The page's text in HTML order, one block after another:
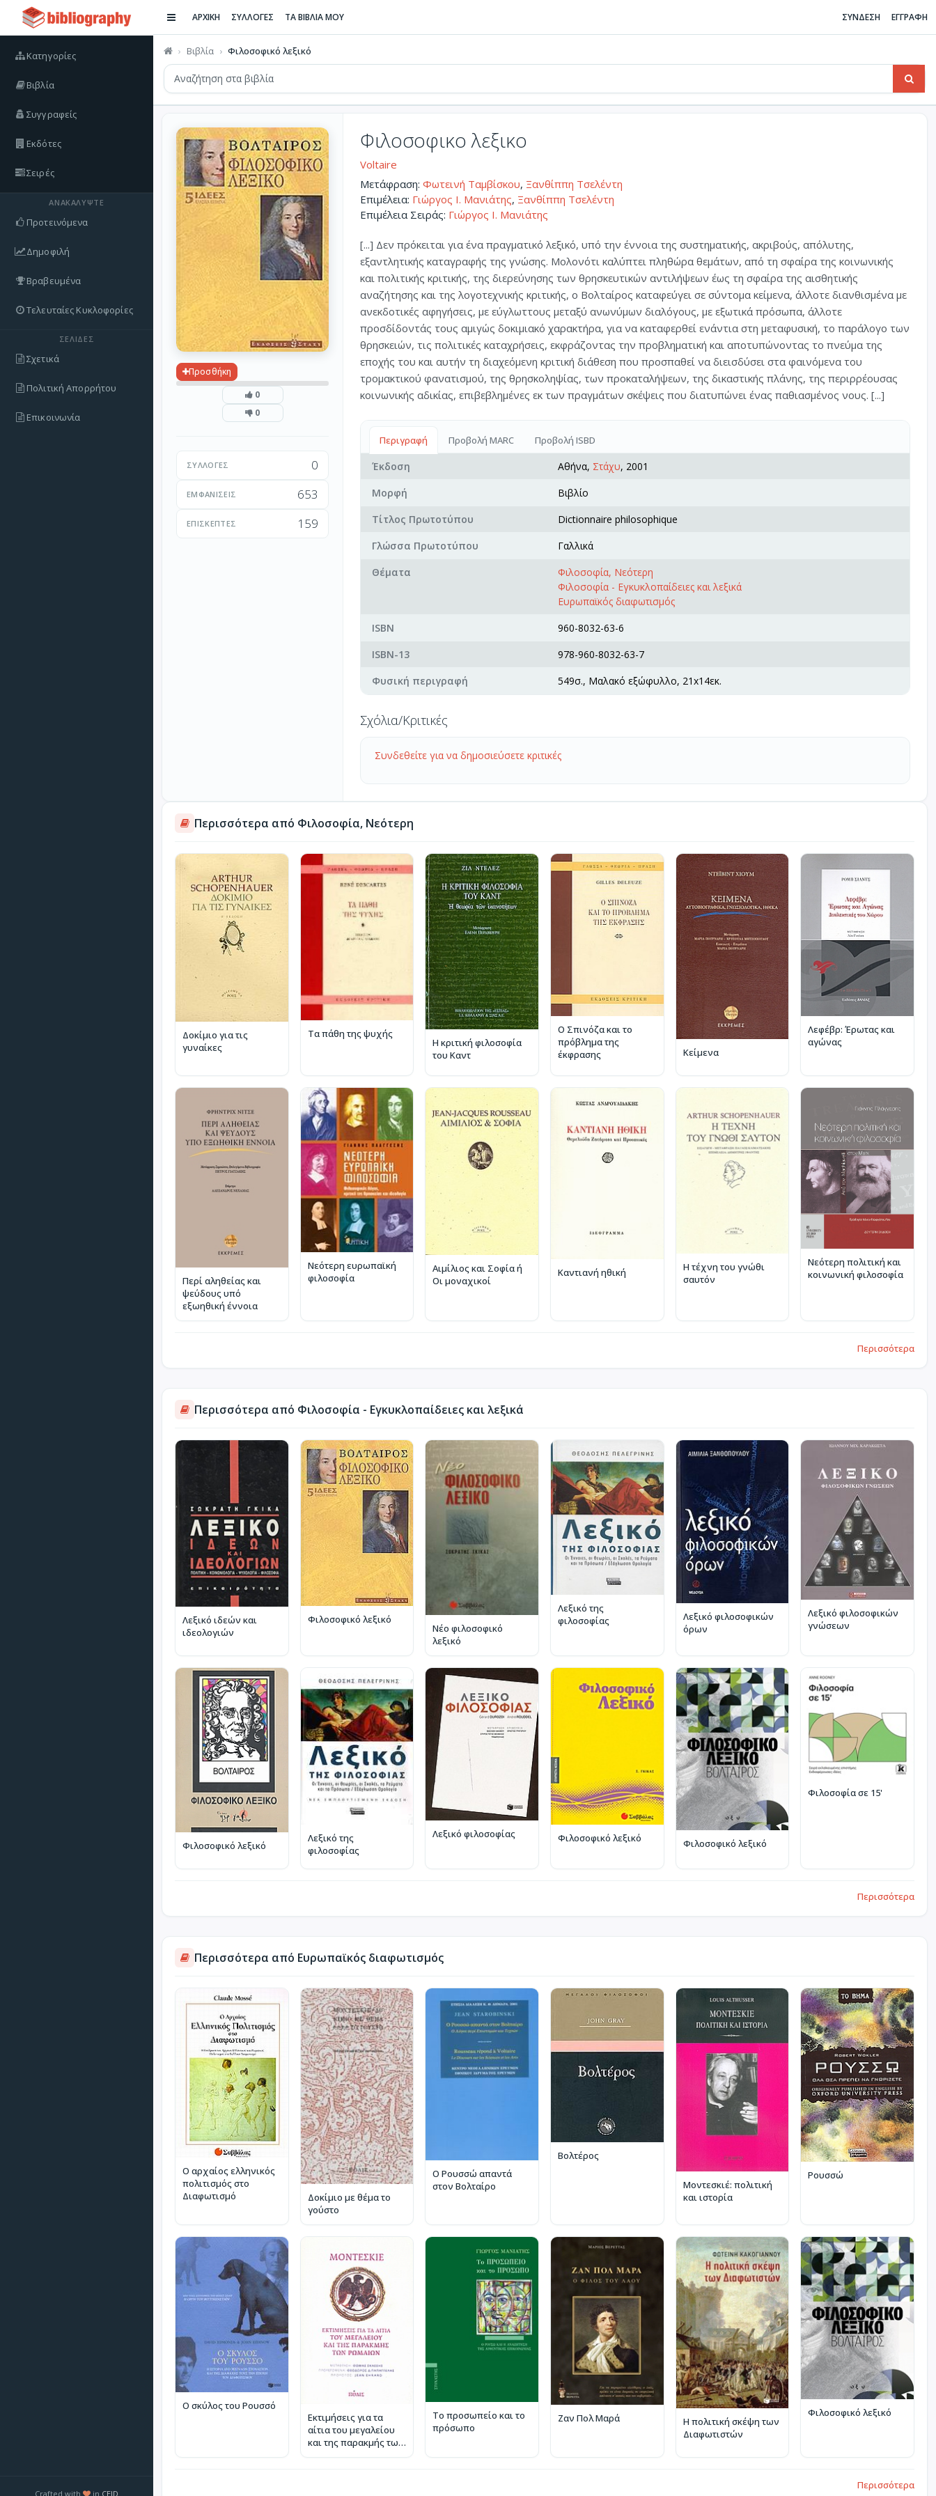
Κατηγορίες
Βιβλία
Συγγραφείς
Εκδότες
Σειρές
ΑΝΑΚΑΛΎΨΤΕ
Προτεινόμενα
Δημοφιλή
Βραβευμένα
Τελευταίες Κυκλοφορίες
ΣΕΛΊΔΕΣ
Σχετικά
Πολιτική Απορρήτου
Επικοινωνία
Crafted with in CEID
ΑΡΧΙΚΗ ΣΥΛΛΟΓΕΣ ΤΑ ΒΙΒΛΙΑ ΜΟΥ ΣΥΝΔΕΣΗ ΕΓΓΡΑΦΗ
Βιβλία Φιλοσοφικό λεξικό
Προσθήκη
0
0
ΣΥΛΛΟΓΈΣ 0
ΕΜΦΑΝΊΣΕΙΣ 653
ΕΠΙΣΚΈΠΤΕΣ 159
Φιλοσοφικο λεξικο
Voltaire
Μετάφραση: Φωτεινή Ταμβίσκου, Ξανθίππη Τσελέντη
Επιμέλεια: Γιώργος Ι. Μανιάτης, Ξανθίππη Τσελέντη
Επιμέλεια Σειράς: Γιώργος Ι. Μανιάτης
[...] Δεν πρόκειται για ένα πραγματικό λεξικό, υπό την έννοια της συστηματικής, ακριβούς, απόλυτης,
εξαντλητικής καταγραφής της γνώσης. Μολονότι καλύπτει πληθώρα θεμάτων, από τη σφαίρα της κοινωνικής
και πολιτικής κριτικής, της διερεύνησης των θρησκευτικών αντιλήψεων έως τη σφαίρα της αισθητικής
αναζήτησης και της λογοτεχνικής κριτικής, ο Βολταίρος καταφεύγει σε σύντομα κείμενα, άλλοτε διανθισμένα με
ανεκδοτικές αφηγήσεις, με εύγλωττους μεταξύ ανωνύμων διαλόγους, με εξωτικά πρόσωπα, άλλοτε
προσδίδοντάς τους αμιγώς δοκιμιακό χαρακτήρα, για να καταφερθεί ενάντια στη μεταφυσική, το παράλογο των
θρησκειών, τις πολιτικές καταχρήσεις, εκφράζοντας την προβληματική και αποτυπώνοντας το πνεύμα της
εποχής του και αυτήν τη διαχεόμενη κριτική διάθεση που προσπαθεί να διεισδύσει στα φαινόμενα του
τρομακτικού φανατισμού, της θρησκοληψίας, των προκαταλήψεων, της δικαστικής πλάνης, της περιρρέουσας
κοινωνικής αδικίας, επιβεβλημένες εκ των πραγμάτων σκέψεις που διατυπώνει ένας παθιασμένος νους. [...]
Περιγραφή Προβολή MARC Προβολή ISBD
Έκδοση Αθήνα, Στάχυ, 2001
Μορφή
Βιβλίο
Τίτλος Πρωτοτύπου
Dictionnaire philosophique
Γλώσσα Πρωτοτύπου
Γαλλικά
Θέματα
Φιλοσοφία, Νεότερη
Φιλοσοφία - Εγκυκλοπαίδειες και λεξικά
Ευρωπαϊκός διαφωτισμός
ISBN
960-8032-63-6
ISBN-13
978-960-8032-63-7
Φυσική περιγραφή
549σ., Μαλακό εξώφυλλο, 21x14εκ.
Σχόλια/Κριτικές
Συνδεθείτε για να δημοσιεύσετε κριτικές
Περισσότερα από Φιλοσοφία, Νεότερη
Δοκίμιο για τις
γυναίκες
Τα πάθη της ψυχής
Η κριτική φιλοσοφία
του Καντ
Ο Σπινόζα και το
πρόβλημα της
έκφρασης
Κείμενα
Λεφέβρ: Έρωτας και
αγώνας
Περί αληθείας και
ψεύδους υπό
εξωηθική έννοια
Νεότερη ευρωπαϊκή
φιλοσοφία
Αιμίλιος και Σοφία ή
Οι μοναχικοί
Καντιανή ηθική
Η τέχνη του γνώθι
σαυτόν
Νεότερη πολιτική και
κοινωνική φιλοσοφία
Περισσότερα
Περισσότερα από Φιλοσοφία - Εγκυκλοπαίδειες και λεξικά
Λεξικό ιδεών και
ιδεολογιών
Φιλοσοφικό λεξικό
Νέο φιλοσοφικό
λεξικό
Λεξικό της
φιλοσοφίας
Λεξικό φιλοσοφικών
όρων
Λεξικό φιλοσοφικών
γνώσεων
Φιλοσοφικό λεξικό
Λεξικό της
φιλοσοφίας
Λεξικό φιλοσοφίας Φιλοσοφικό λεξικό Φιλοσοφικό λεξικό
Φιλοσοφία σε 15'
Περισσότερα
Περισσότερα από Ευρωπαϊκός διαφωτισμός
Ο αρχαίος ελληνικός
πολιτισμός στο
Διαφωτισμό
Δοκίμιο με θέμα το
γούστο
Ο Ρουσσώ απαντά
στον Βολταίρο
Βολτέρος
Μοντεσκιέ: πολιτική
και ιστορία
Ρουσσώ
Ο σκύλος του Ρουσσό
Εκτιμήσεις για τα
αίτια του μεγαλείου
και της παρακμής των
Το προσωπείο και το
πρόσωπο
Ζαν Πολ Μαρά
Η πολιτική σκέψη των
Διαφωτιστών
Φιλοσοφικό λεξικό
Περισσότερα